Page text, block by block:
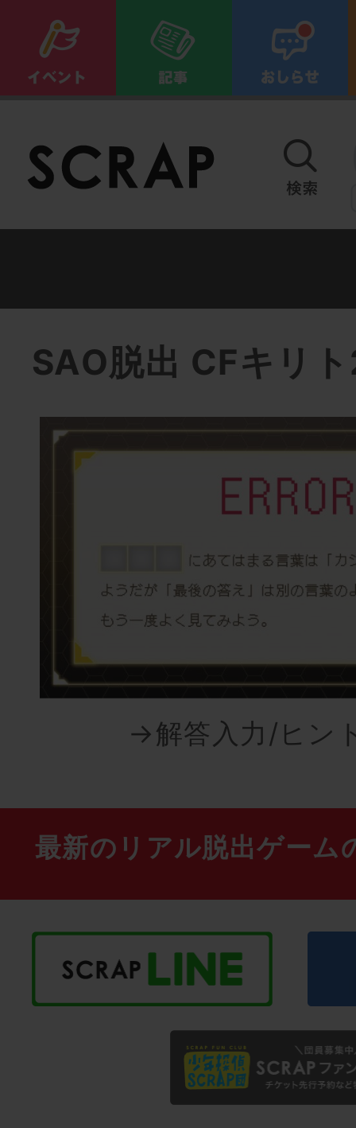
SAO脱出 CFキリ
→解答入力/ヒン
最新のリアル脱出ゲーム